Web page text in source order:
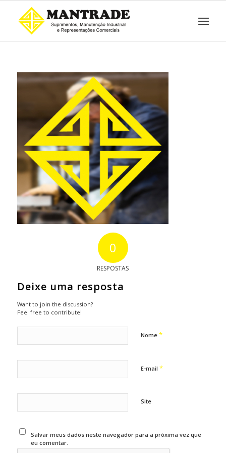
0
RESPOSTAS
Deixe uma resposta
Want to join the discussion?
Feel free to contribute!
Nome *
E-mail *
Site
Salvar meus dados neste navegador para a próxima vez que
eu comentar.